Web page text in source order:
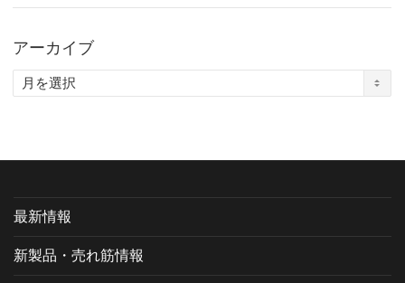
アーカイブ
ア
最新情報
新製品・売れ筋情報